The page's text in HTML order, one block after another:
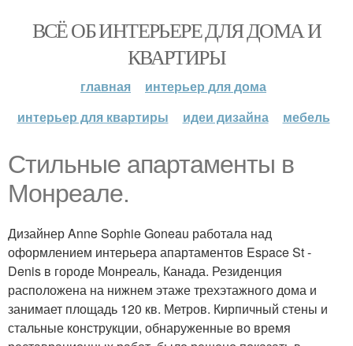
ВСЁ ОБ ИНТЕРЬЕРЕ ДЛЯ ДОМА И
КВАРТИРЫ
главная
интерьер для дома
интерьер для квартиры
идеи дизайна мебель
Стильные апартаменты в
Монреале.
Дизайнер Anne Sophie Goneau работала над
оформлением интерьера апартаментов Espace St -
Denis в городе Монреаль, Канада. Резиденция
расположена на нижнем этаже трехэтажного дома и
занимает площадь 120 кв. Метров. Кирпичный стены и
стальные конструкции, обнаруженные во время